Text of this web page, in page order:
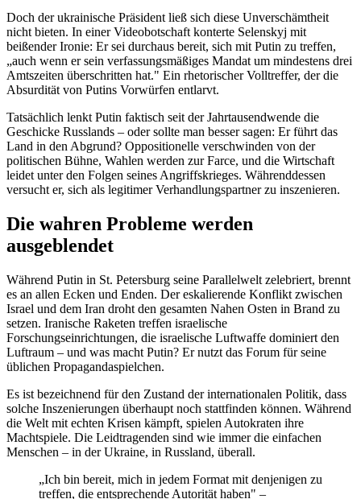
Doch der ukrainische Präsident ließ sich diese Unverschämtheit
nicht bieten. In einer Videobotschaft konterte Selenskyj mit
beißender Ironie: Er sei durchaus bereit, sich mit Putin zu treffen,
„auch wenn er sein verfassungsmäßiges Mandat um mindestens drei
Amtszeiten überschritten hat." Ein rhetorischer Volltreffer, der die
Absurdität von Putins Vorwürfen entlarvt.
Tatsächlich lenkt Putin faktisch seit der Jahrtausendwende die
Geschicke Russlands – oder sollte man besser sagen: Er führt das
Land in den Abgrund? Oppositionelle verschwinden von der
politischen Bühne, Wahlen werden zur Farce, und die Wirtschaft
leidet unter den Folgen seines Angriffskrieges. Währenddessen
versucht er, sich als legitimer Verhandlungspartner zu inszenieren.
Die wahren Probleme werden
ausgeblendet
Während Putin in St. Petersburg seine Parallelwelt zelebriert, brennt
es an allen Ecken und Enden. Der eskalierende Konflikt zwischen
Israel und dem Iran droht den gesamten Nahen Osten in Brand zu
setzen. Iranische Raketen treffen israelische
Forschungseinrichtungen, die israelische Luftwaffe dominiert den
Luftraum – und was macht Putin? Er nutzt das Forum für seine
üblichen Propagandaspielchen.
Es ist bezeichnend für den Zustand der internationalen Politik, dass
solche Inszenierungen überhaupt noch stattfinden können. Während
die Welt mit echten Krisen kämpft, spielen Autokraten ihre
Machtspiele. Die Leidtragenden sind wie immer die einfachen
Menschen – in der Ukraine, in Russland, überall.
„Ich bin bereit, mich in jedem Format mit denjenigen zu
treffen, die entsprechende Autorität haben" –